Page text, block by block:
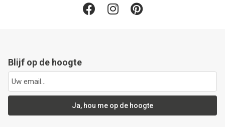
Blijf op de hoogte
Ja, hou me op de hoogte